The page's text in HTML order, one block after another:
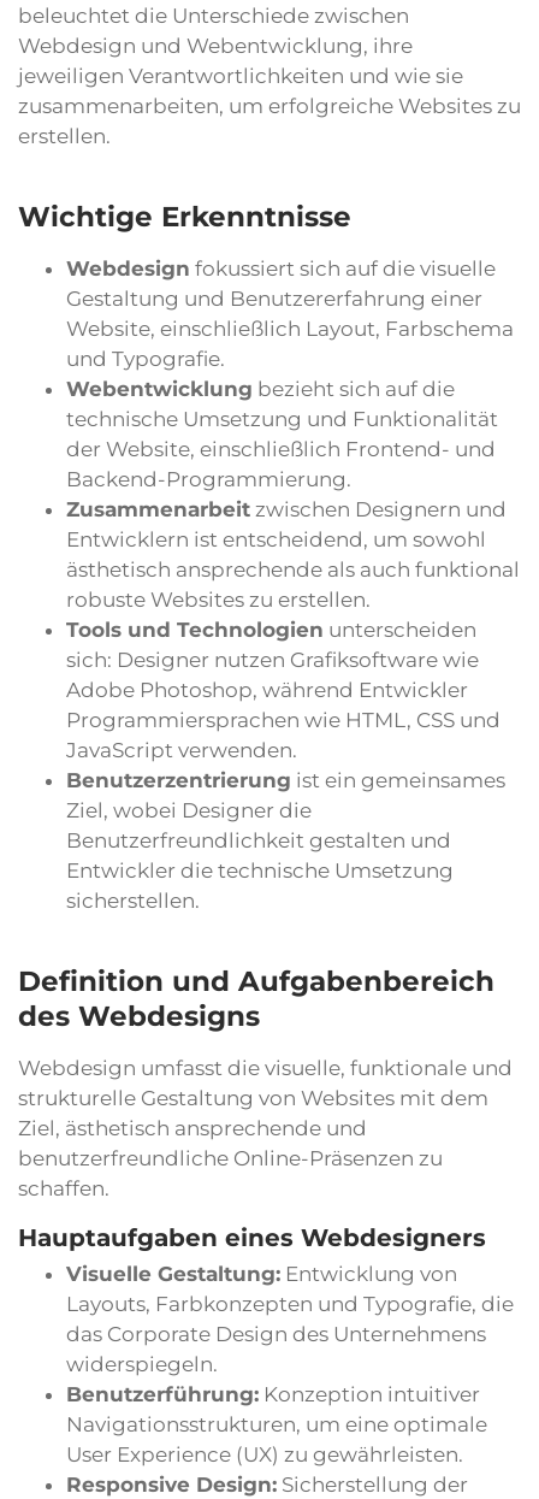
beleuchtet die Unterschiede zwischen
Webdesign und Webentwicklung, ihre
jeweiligen Verantwortlichkeiten und wie sie
zusammenarbeiten, um erfolgreiche Websites zu
erstellen.
Wichtige Erkenntnisse
Webdesign fokussiert sich auf die visuelle
Gestaltung und Benutzererfahrung einer
Website, einschließlich Layout, Farbschema
und Typografie.
Webentwicklung bezieht sich auf die
technische Umsetzung und Funktionalität
der Website, einschließlich Frontend- und
Backend-Programmierung.
Zusammenarbeit zwischen Designern und
Entwicklern ist entscheidend, um sowohl
ästhetisch ansprechende als auch funktional
robuste Websites zu erstellen.
Tools und Technologien unterscheiden
sich: Designer nutzen Grafiksoftware wie
Adobe Photoshop, während Entwickler
Programmiersprachen wie HTML, CSS und
JavaScript verwenden.
Benutzerzentrierung ist ein gemeinsames
Ziel, wobei Designer die
Benutzerfreundlichkeit gestalten und
Entwickler die technische Umsetzung
sicherstellen.
Definition und Aufgabenbereich
des Webdesigns
Webdesign umfasst die visuelle, funktionale und
strukturelle Gestaltung von Websites mit dem
Ziel, ästhetisch ansprechende und
benutzerfreundliche Online-Präsenzen zu
schaffen.
Hauptaufgaben eines Webdesigners
Visuelle Gestaltung: Entwicklung von
Layouts, Farbkonzepten und Typografie, die
das Corporate Design des Unternehmens
widerspiegeln.
Benutzerführung: Konzeption intuitiver
Navigationsstrukturen, um eine optimale
User Experience (UX) zu gewährleisten.
Responsive Design: Sicherstellung der